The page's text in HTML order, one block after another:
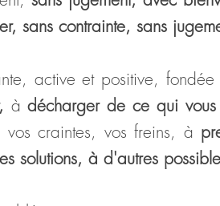
sans contrainte, sans
active et positive, fondée
àdécharger de ce qui
craintes, vos freins, à
solutions, à d'autres